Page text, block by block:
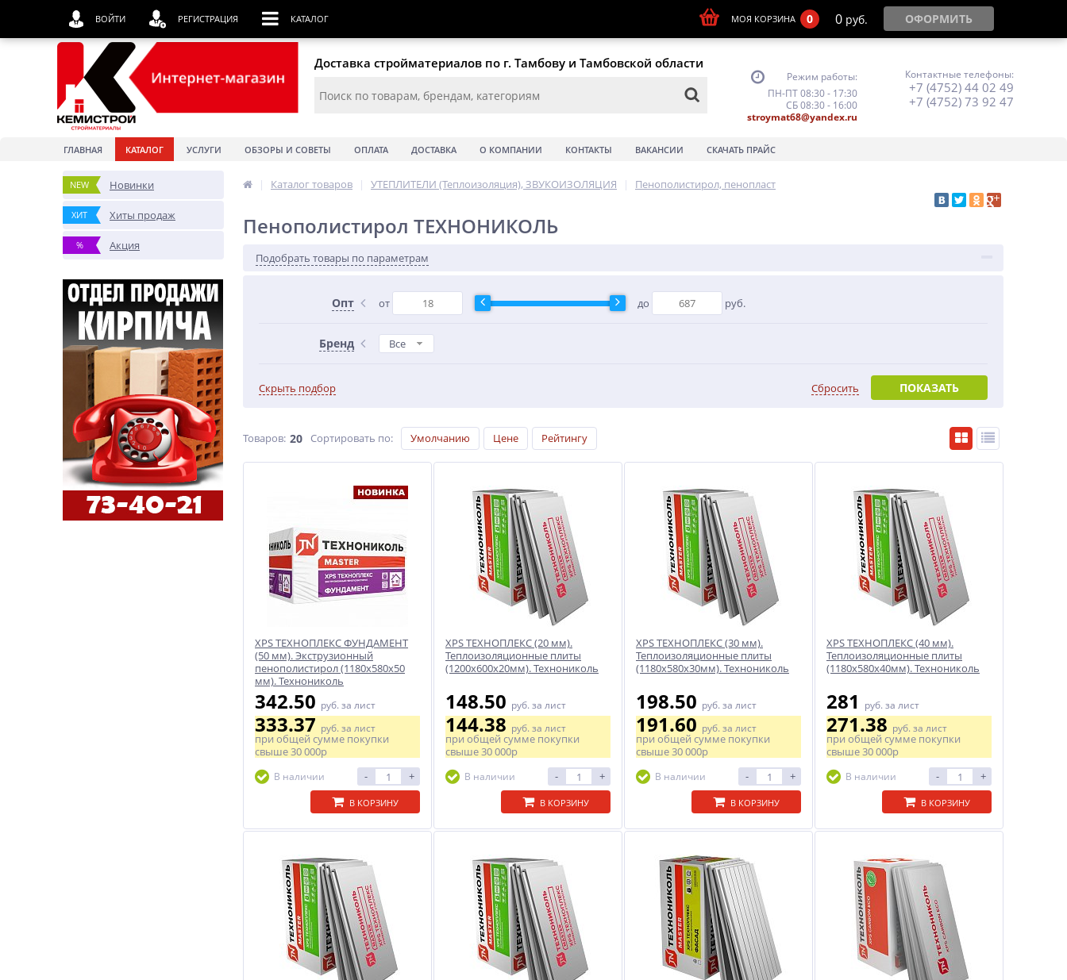
Доставка стройматериалов по г. Тамбову и Тамбовской области
Режим работы:
ПН-ПТ 08:30 - 17:30
СБ 08:30 - 16:00
stroymat68@yandex.ru
Контактные телефоны:
+7 (4752) 44 02 49
+7 (4752) 73 92 47
ГЛАВНАЯ КАТАЛОГ УСЛУГИ ОБЗОРЫ И СОВЕТЫ ОПЛАТА ДОСТАВКА О КОМПАНИИ КОНТАКТЫ ВАКАНСИИ СКАЧАТЬ ПРАЙС
NEW Новинки
ХИТ Хиты продаж
% Акция
| Каталог товаров | УТЕПЛИТЕЛИ (Теплоизоляция), ЗВУКОИЗОЛЯЦИЯ | Пенополистирол, пенопласт
Пенополистирол ТЕХНОНИКОЛЬ
Подобрать товары по параметрам
Опт от до руб.
Бренд Все
Скрыть подбор ПОКАЗАТЬ
Сбросить
Товаров: 20 Сортировать по: Умолчанию Цене Рейтингу
XPS ТЕХНОПЛЕКС ФУНДАМЕНТ
(50 мм). Экструзионный
пенополистирол (1180x580x50
мм). Технониколь
342.50 руб. за лист
333.37руб. за лист
при общей сумме покупки
свыше30 000р
В наличии - +
В КОРЗИНУ
XPS ТЕХНОПЛЕКС (20 мм).
Теплоизоляционные плиты
(1200x600x20мм). Технониколь
148.50 руб. за лист
144.38руб. за лист
при общей сумме покупки
свыше30 000р
В наличии - +
В КОРЗИНУ
XPS ТЕХНОПЛЕКС (30 мм).
Теплоизоляционные плиты
(1180x580x30мм). Технониколь
198.50 руб. за лист
191.60руб. за лист
при общей сумме покупки
свыше30 000р
В наличии - +
В КОРЗИНУ
XPS ТЕХНОПЛЕКС (40 мм).
Теплоизоляционные плиты
(1180x580x40мм). Технониколь
281 руб. за лист
271.38руб. за лист
при общей сумме покупки
свыше30 000р
В наличии - +
В КОРЗИНУ
ВОЙТИ РЕГИСТРАЦИЯ КАТАЛОГ МОЯ КОРЗИНА 0 0 руб. ОФОРМИТЬ